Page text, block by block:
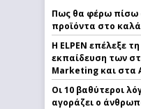
Πως θα φέρω πίσω
προϊόντα στο
Η ELPEN επέλεξε
εκπαίδευση των
Marketing και στα
Οι 10 βαθύτεροι
αγοράζει ο